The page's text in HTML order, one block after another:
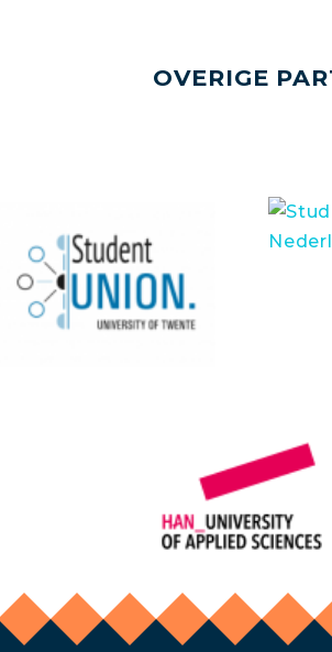
OVERIGE